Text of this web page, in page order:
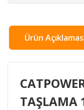
Ürün
TAŞLAMA